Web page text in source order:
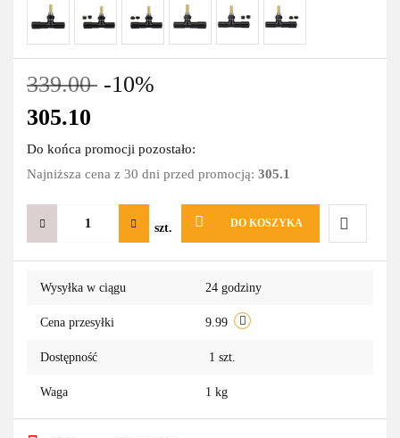
339.00 -10%
305.10
Do końca promocji pozostało:
Najniższa cena z 30 dni przed promocją: 305.1
szt. DO KOSZYKA
Do
Wysyłka w ciągu 24 godziny
Cena przesyłki 9.99
Dostępność 1 szt.
Waga 1 kg